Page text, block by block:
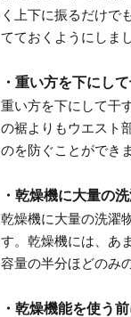
く上下に振るだけで
てておくようにしま
・重い方を下にし
重い方を下にして干
の裾よりもウエスト
のを防ぐことができ
・乾燥機に大量の
乾燥機に大量の洗濯
す。乾燥機には、あ
容量の半分ほどのみ
・乾燥機能を使う